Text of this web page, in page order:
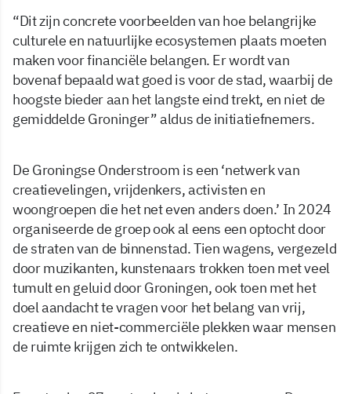
“Dit zijn concrete voorbeelden van hoe belangrijke
culturele en natuurlijke ecosystemen plaats moeten
maken voor financiële belangen. Er wordt van
bovenaf bepaald wat goed is voor de stad, waarbij de
hoogste bieder aan het langste eind trekt, en niet de
gemiddelde Groninger” aldus de initiatiefnemers.
De Groningse Onderstroom is een ‘netwerk van
creatievelingen, vrijdenkers, activisten en
woongroepen die het net even anders doen.’ In 2024
organiseerde de groep ook al eens een optocht door
de straten van de binnenstad. Tien wagens, vergezeld
door muzikanten, kunstenaars trokken toen met veel
tumult en geluid door Groningen, ook toen met het
doel aandacht te vragen voor het belang van vrij,
creatieve en niet-commerciële plekken waar mensen
de ruimte krijgen zich te ontwikkelen.